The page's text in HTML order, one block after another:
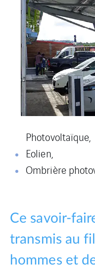
Photovoltaïque,
Eolien,
Ombrière
Ce savoir-
transmis au
hommes et